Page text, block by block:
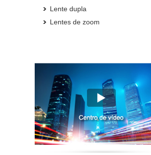
Lente dupla
Lentes de zoom